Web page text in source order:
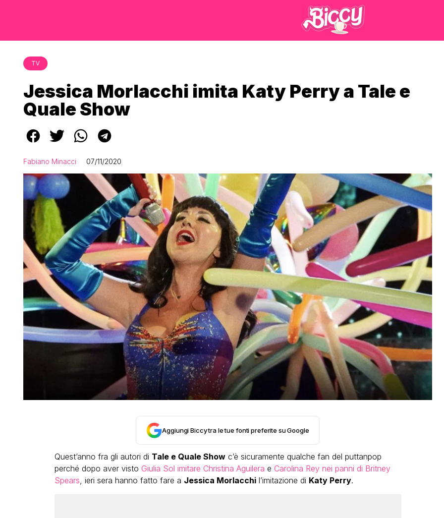
TV
Jessica Morlacchi imita Katy Perry a Tale e
Quale Show
Fabiano Minacci 07/11/2020
Aggiungi Biccy tra le tue fonti preferite su Google
Quest’anno fra gli autori di Tale e Quale Showc’è sicuramente qualche fan del puttanpop
perché dopo aver visto Giulia Sol imitare Christina Aguilera e Carolina Rey nei panni di Britney
Spears , ieri sera hanno fatto fare a Jessica Morlacchil’imitazione di Katy Perry.